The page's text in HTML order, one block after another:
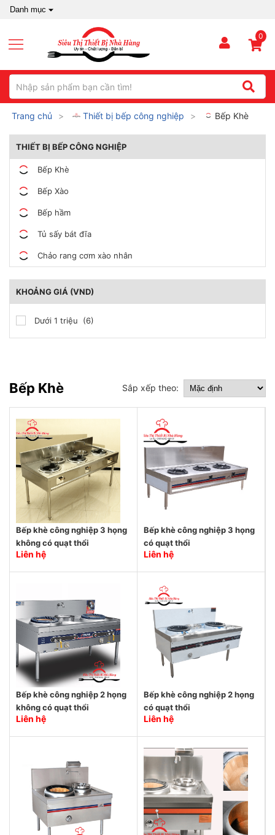
Danh mục
0
Trang chủ Thiết bị bếp công nghiệp Bếp Khè
THIẾT BỊ BẾP CÔNG NGHIỆP
Bếp Khè
Bếp Xào
Bếp hầm
Tủ sấy bát đĩa
Chảo rang cơm xào nhân
KHOẢNG GIÁ (VND)
Dưới 1 triệu (6)
Bếp Khè Sắp xếp theo:
Bếp khè công nghiệp 3 họng
không có quạt thổi
Liên hệ
Bếp khè công nghiệp 3 họng
có quạt thổi
Liên hệ
Bếp khè công nghiệp 2 họng
không có quạt thổi
Liên hệ
Bếp khè công nghiệp 2 họng
có quạt thổi
Liên hệ